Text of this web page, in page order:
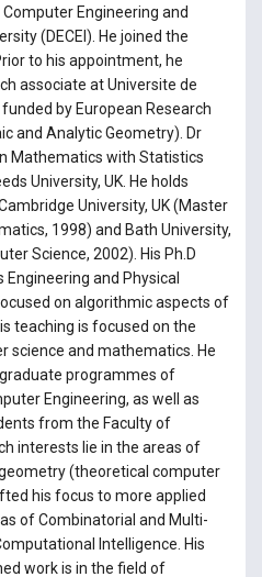
Engineering and
(DECEI). He joined the
to his appointment, he
associate at Universite de
by European Research
and Analytic Geometry). Dr
Mathematics with Statistics
University, UK. He holds
University, UK (Master
1998) and Bath University,
Science, 2002). His Ph.D
Engineering and Physical
on algorithmic aspects of
teaching is focused on the
science and mathematics. He
programmes of
Engineering, as well as
from the Faculty of
interests lie in the areas of
(theoretical computer
his focus to more applied
of Combinatorial and Multi-
Intelligence. His
work is in the field of